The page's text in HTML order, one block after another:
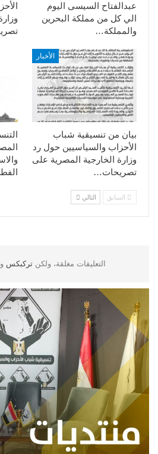
عبدالفتاح السيسى اليوم
الي كل من مملكة البحرين
والمملكة…
الأخبار
بيان من تنسيقية شباب
الأحزاب والسياسيين حول رد
وزارة الخارجية المصرية على
تصريحات…
السابق التالي
التعليقات مغلقة، ولكن تركبكس